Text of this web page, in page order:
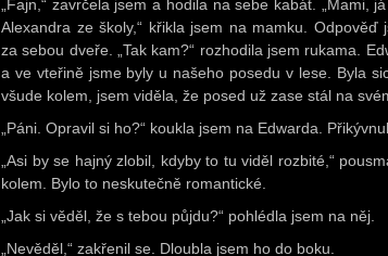
„Fajn,“ zavrčela jsem a hodila na sebe kabát. „Mami,
Alexandra ze školy,“ křikla jsem na mamku. Odpověď
za sebou dveře. „Tak kam?“ rozhodila jsem rukama.
a ve vteřině jsme byly u našeho posedu v lese. Byla
všude kolem, jsem viděla, že posed už zase stál na
„Páni. Opravil si ho?“ koukla jsem na Edwarda. Přikývnul.
„Asi by se hajný zlobil, kdyby to tu viděl rozbité,“
kolem. Bylo to neskutečně romantické.
„Jak si věděl, že s tebou půjdu?“ pohlédla jsem na něj.
„Nevěděl,“ zakřenil se. Dloubla jsem ho do boku.